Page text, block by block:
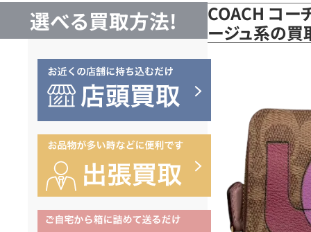
選べる買取方法!
COACH コー
ージュ系の買